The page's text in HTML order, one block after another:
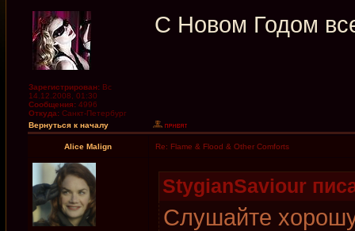
Зарегистрирован: Вс
14.12.2008, 01:30
Сообщения: 4996
Откуда: Санкт-Петербург
С Новом Годом
Вернуться к началу
Alice Malign Re: Flame & Flood & Other Comforts
StygianSaviour
Слушайте